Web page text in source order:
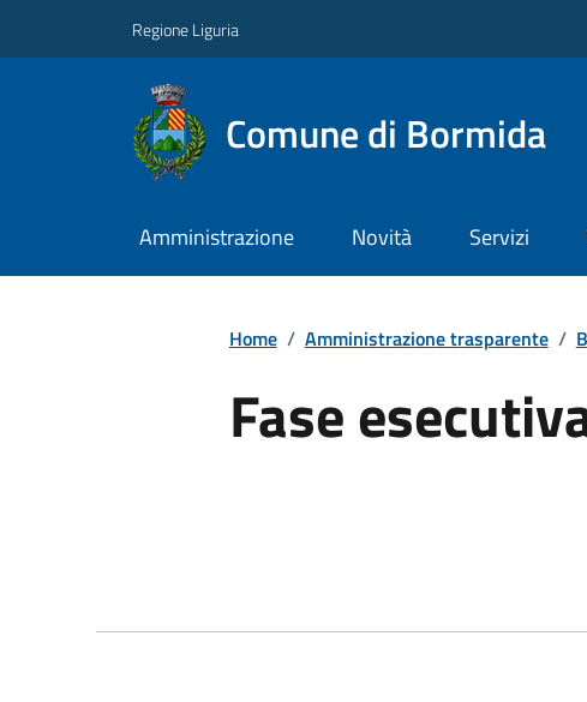
Regione Liguria
Comune di Bormida
Amministrazione Novità Servizi
Home / Amministrazione trasparente /
Fase